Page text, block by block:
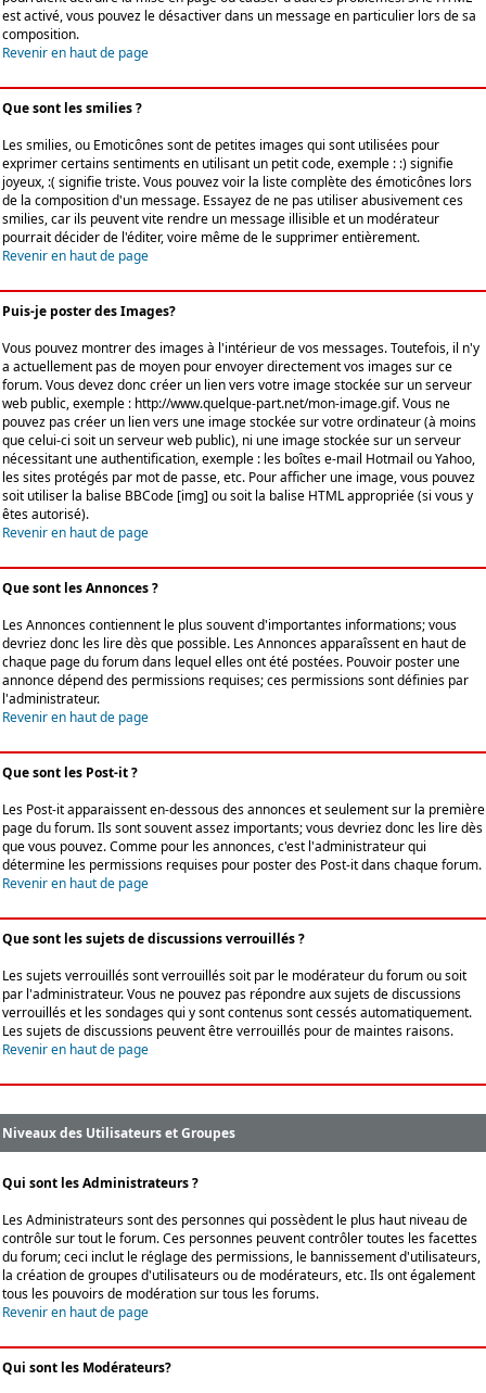
est activé, vous pouvez le désactiver dans un message en particulier lors de sa
composition.
Revenir en haut de page
Que sont les smilies ?
Les smilies, ou Emoticônes sont de petites images qui sont utilisées pour
exprimer certains sentiments en utilisant un petit code, exemple : :) signifie
joyeux, :( signifie triste. Vous pouvez voir la liste complète des émoticônes lors
de la composition d'un message. Essayez de ne pas utiliser abusivement ces
smilies, car ils peuvent vite rendre un message illisible et un modérateur
pourrait décider de l'éditer, voire même de le supprimer entièrement.
Revenir en haut de page
Puis-je poster des Images?
Vous pouvez montrer des images à l'intérieur de vos messages. Toutefois, il n'y
a actuellement pas de moyen pour envoyer directement vos images sur ce
forum. Vous devez donc créer un lien vers votre image stockée sur un serveur
web public, exemple : http://www.quelque-part.net/mon-image.gif. Vous ne
pouvez pas créer un lien vers une image stockée sur votre ordinateur (à moins
que celui-ci soit un serveur web public), ni une image stockée sur un serveur
nécessitant une authentification, exemple : les boîtes e-mail Hotmail ou Yahoo,
les sites protégés par mot de passe, etc. Pour afficher une image, vous pouvez
soit utiliser la balise BBCode [img] ou soit la balise HTML appropriée (si vous y
êtes autorisé).
Revenir en haut de page
Que sont les Annonces ?
Les Annonces contiennent le plus souvent d'importantes informations; vous
devriez donc les lire dès que possible. Les Annonces apparaîssent en haut de
chaque page du forum dans lequel elles ont été postées. Pouvoir poster une
annonce dépend des permissions requises; ces permissions sont définies par
l'administrateur.
Revenir en haut de page
Que sont les Post-it ?
Les Post-it apparaissent en-dessous des annonces et seulement sur la première
page du forum. Ils sont souvent assez importants; vous devriez donc les lire dès
que vous pouvez. Comme pour les annonces, c'est l'administrateur qui
détermine les permissions requises pour poster des Post-it dans chaque forum.
Revenir en haut de page
Que sont les sujets de discussions verrouillés ?
Les sujets verrouillés sont verrouillés soit par le modérateur du forum ou soit
par l'administrateur. Vous ne pouvez pas répondre aux sujets de discussions
verrouillés et les sondages qui y sont contenus sont cessés automatiquement.
Les sujets de discussions peuvent être verrouillés pour de maintes raisons.
Revenir en haut de page
Niveaux des Utilisateurs et Groupes
Qui sont les Administrateurs ?
Les Administrateurs sont des personnes qui possèdent le plus haut niveau de
contrôle sur tout le forum. Ces personnes peuvent contrôler toutes les facettes
du forum; ceci inclut le réglage des permissions, le bannissement d'utilisateurs,
la création de groupes d'utilisateurs ou de modérateurs, etc. Ils ont également
tous les pouvoirs de modération sur tous les forums.
Revenir en haut de page
Qui sont les Modérateurs?